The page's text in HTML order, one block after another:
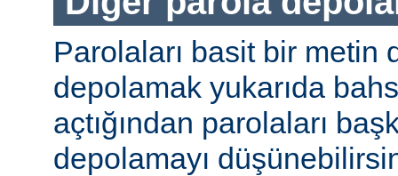
Parolaları basit bir metin
depolamak yukarıda
açtığından parolaları
depolamayı